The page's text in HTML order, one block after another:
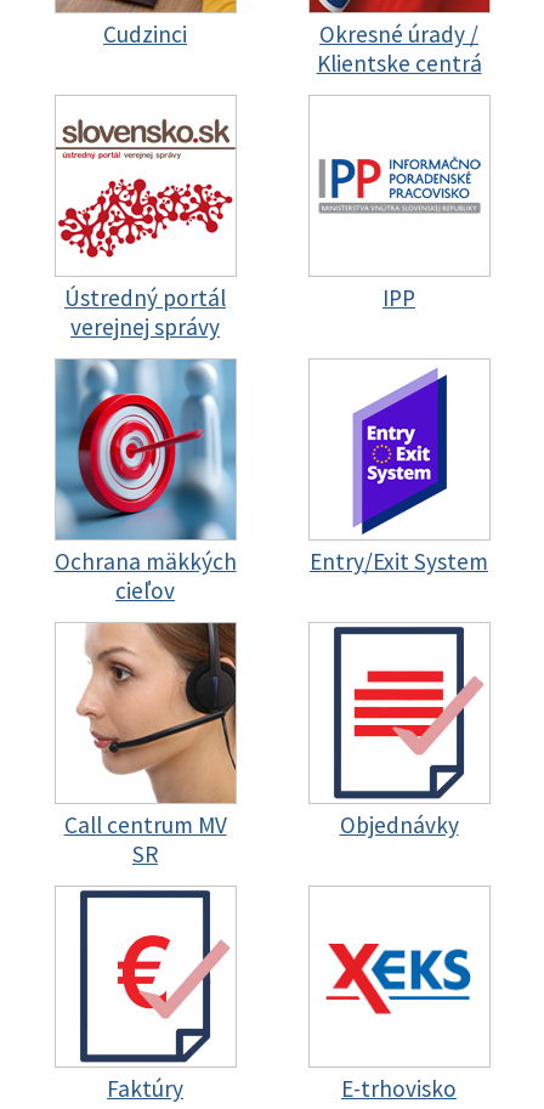
Cudzinci
Okresné úrady /
Klientske centrá
Ústredný portál
verejnej správy
IPP
Ochrana mäkkých
cieľov
Entry/Exit System
Call centrum MV
SR
Objednávky
Faktúry E-trhovisko